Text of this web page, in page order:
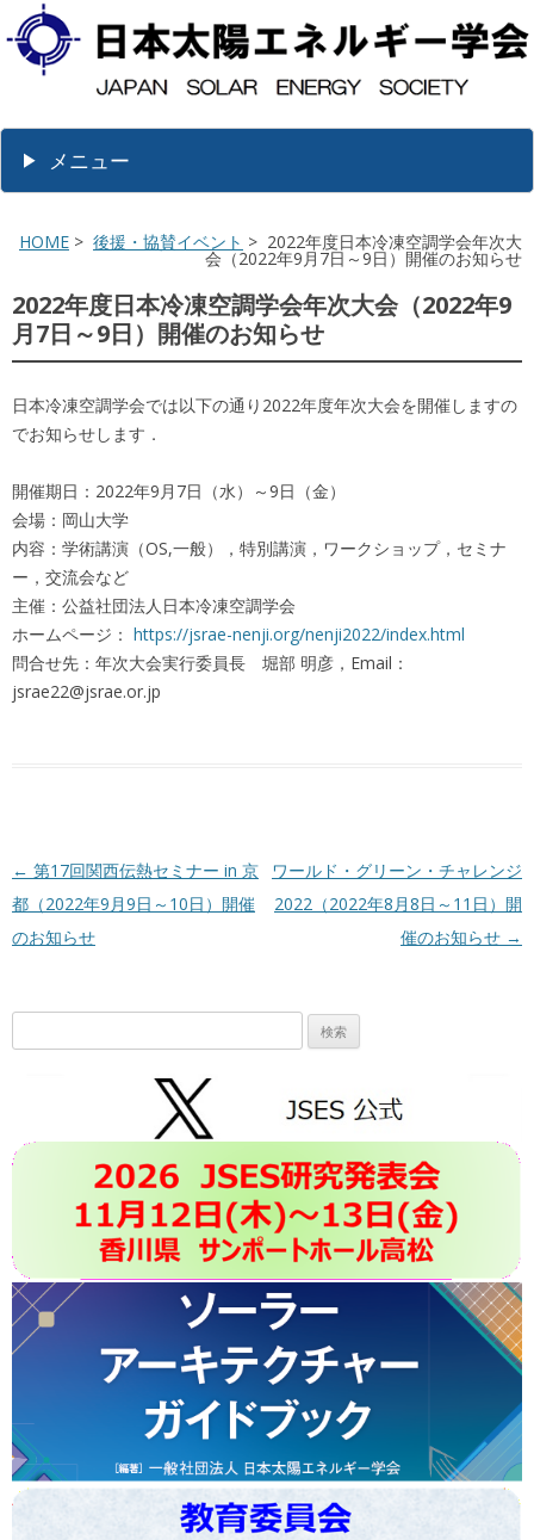
メニュー
HOME > 後援・協賛イベント > 2022年度日本冷凍空調学会年次大
会（2022年9月7日～9日）開催のお知らせ
2022年度日本冷凍空調学会年次大会（2022年9
月7日～9日）開催のお知らせ
日本冷凍空調学会では以下の通り2022年度年次大会を開催しますの
でお知らせします．
開催期日：2022年9月7日（水）～9日（金）
会場：岡山大学
内容：学術講演（OS,一般），特別講演，ワークショップ，セミナ
ー，交流会など
主催：公益社団法人日本冷凍空調学会
ホームページ： https://jsrae-nenji.org/nenji2022/index.html
問合せ先：年次大会実行委員長 堀部 明彦，Email：
jsrae22@jsrae.or.jp
投稿ナビゲーション
← 第17回関西伝熱セミナー in 京
都（2022年9月9日～10日）開催
のお知らせ
ワールド・グリーン・チャレンジ
2022（2022年8月8日～11日）開
催のお知らせ →
索: